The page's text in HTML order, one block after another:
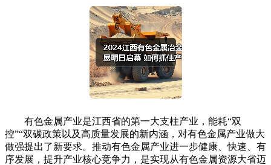
有色金属产业是江西省的第一大支柱产业，能耗“双
控”“双碳政策以及高质量发展的新内涵，对有色金属产业做大
做强提出了新要求。推动有色金属产业进一步健康、快速、有
序发展，提升产业核心竞争力，是实现从有色金属资源大省迈